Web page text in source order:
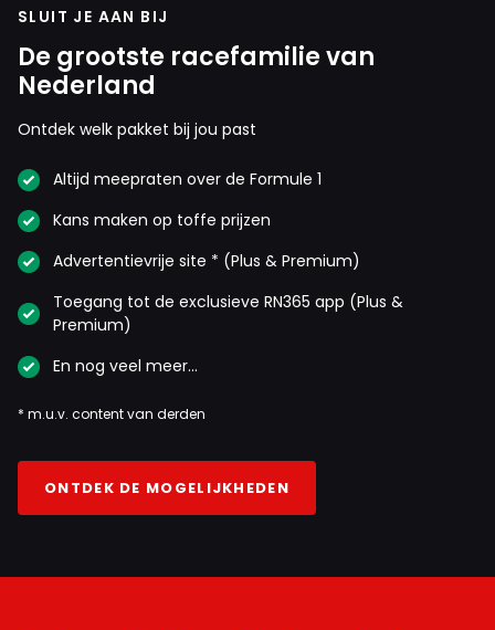
SLUIT JE AAN BIJ
De grootste racefamilie van
Nederland
Ontdek welk pakket bij jou past
Altijd meepraten over de Formule 1
Kans maken op toffe prijzen
Advertentievrije site * (Plus & Premium)
Toegang tot de exclusieve RN365 app (Plus &
Premium)
En nog veel meer…
* m.u.v. content van derden
ONTDEK DE MOGELIJKHEDEN